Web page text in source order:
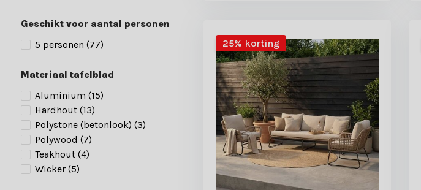
Geschikt voor aantal personen
5 personen (77)
Materiaal tafelblad
Aluminium (15)
Hardhout (13)
Polystone (betonlook) (3)
Polywood (7)
Teakhout (4)
Wicker (5)
25% korting